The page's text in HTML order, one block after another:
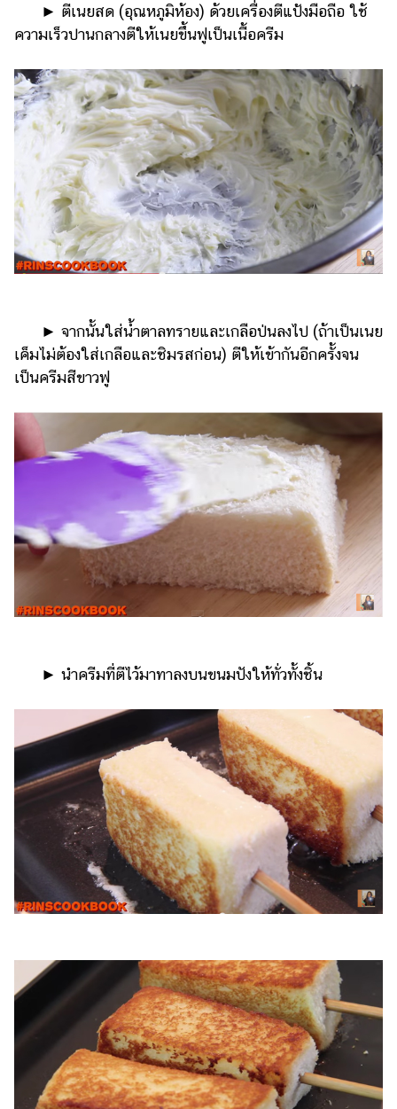
​​ ►​ ​ตีเนยสด (อุณหภูมิห้อง) ด้วยเครื่องตีแป้งมือถือ ใช้
ความเร็วปานกลางตีให้เนยขึ้นฟูเป็นเนื้อครีม
​​ ►​ ​จากนั้นใส่น้ำตาลทรายและเกลือป่นลงไป (ถ้าเป็นเนย
เค็มไม่ต้องใส่เกลือและชิมรสก่อน) ตีให้เข้ากันอีกครั้งจน
เป็นครีมสีขาวฟู
​​ ►​ ​นำครีมที่ตีไว้มาทาลงบนขนมปังให้ทั่วทั้งชิ้น